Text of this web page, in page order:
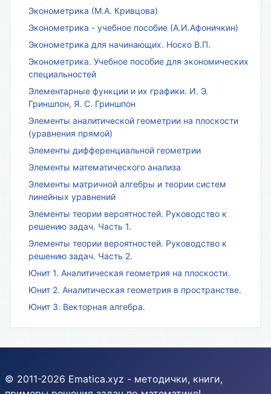
Эконометрика (М.А. Кривцова)
Эконометрика - учебное пособие (А.И.Афоничкин)
Эконометрика для начинающих. Носко В.П.
Эконометрика. Учебное пособие для экономических
специальностей
Элементарные функции и их графики. И. Э.
Гриншпон, Я. С. Гриншпон
Элементы аналитической геометрии на плоскости
(уравнения прямой)
Элементы дифференциальной геометрии
Элементы математического анализа
Элементы матричной алгебры и теории систем
линейных уравнений
Элементы теории вероятностей. Руководство к
решению задач. Часть 1.
Элементы теории вероятностей. Руководство к
решению задач. Часть 2.
Юнит 1. Аналитическая геометрия на плоскости.
Юнит 2. Аналитическая геометрия в пространстве.
Юнит 3. Векторная алгебра.
© 2011-2026 Ematica.xyz - методички, книги,